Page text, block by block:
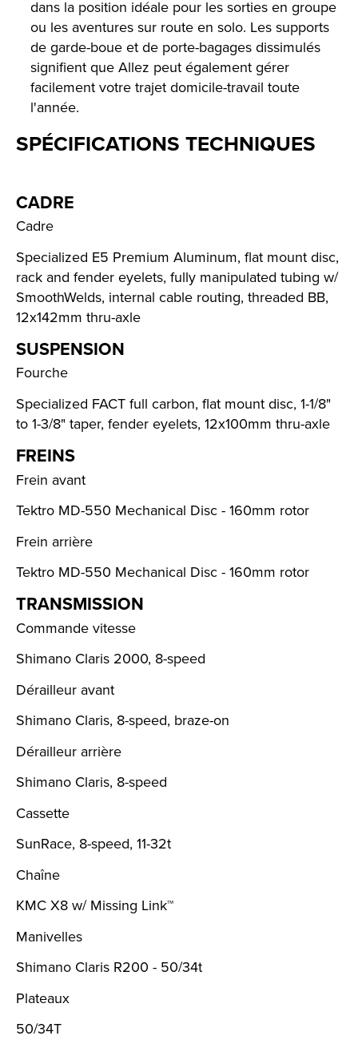
dans la position idéale pour les sorties en groupe
ou les aventures sur route en solo. Les supports
de garde-boue et de porte-bagages dissimulés
signifient que Allez peut également gérer
facilement votre trajet domicile-travail toute
l'année.
SPÉCIFICATIONS TECHNIQUES
CADRE
Cadre
Specialized E5 Premium Aluminum, flat mount disc,
rack and fender eyelets, fully manipulated tubing w/
SmoothWelds, internal cable routing, threaded BB,
12x142mm thru-axle
SUSPENSION
Fourche
Specialized FACT full carbon, flat mount disc, 1-1/8"
to 1-3/8" taper, fender eyelets, 12x100mm thru-axle
FREINS
Frein avant
Tektro MD-550 Mechanical Disc - 160mm rotor
Frein arrière
Tektro MD-550 Mechanical Disc - 160mm rotor
TRANSMISSION
Commande vitesse
Shimano Claris 2000, 8-speed
Dérailleur avant
Shimano Claris, 8-speed, braze-on
Dérailleur arrière
Shimano Claris, 8-speed
Cassette
SunRace, 8-speed, 11-32t
Chaîne
KMC X8 w/ Missing Link™
Manivelles
Shimano Claris R200 - 50/34t
Plateaux
50/34T